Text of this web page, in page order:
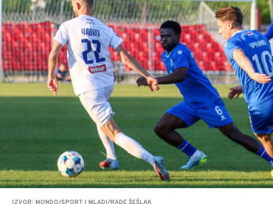
IZVOR: MONDO/SPORT I MLADI/RADE ŠEŠLAK